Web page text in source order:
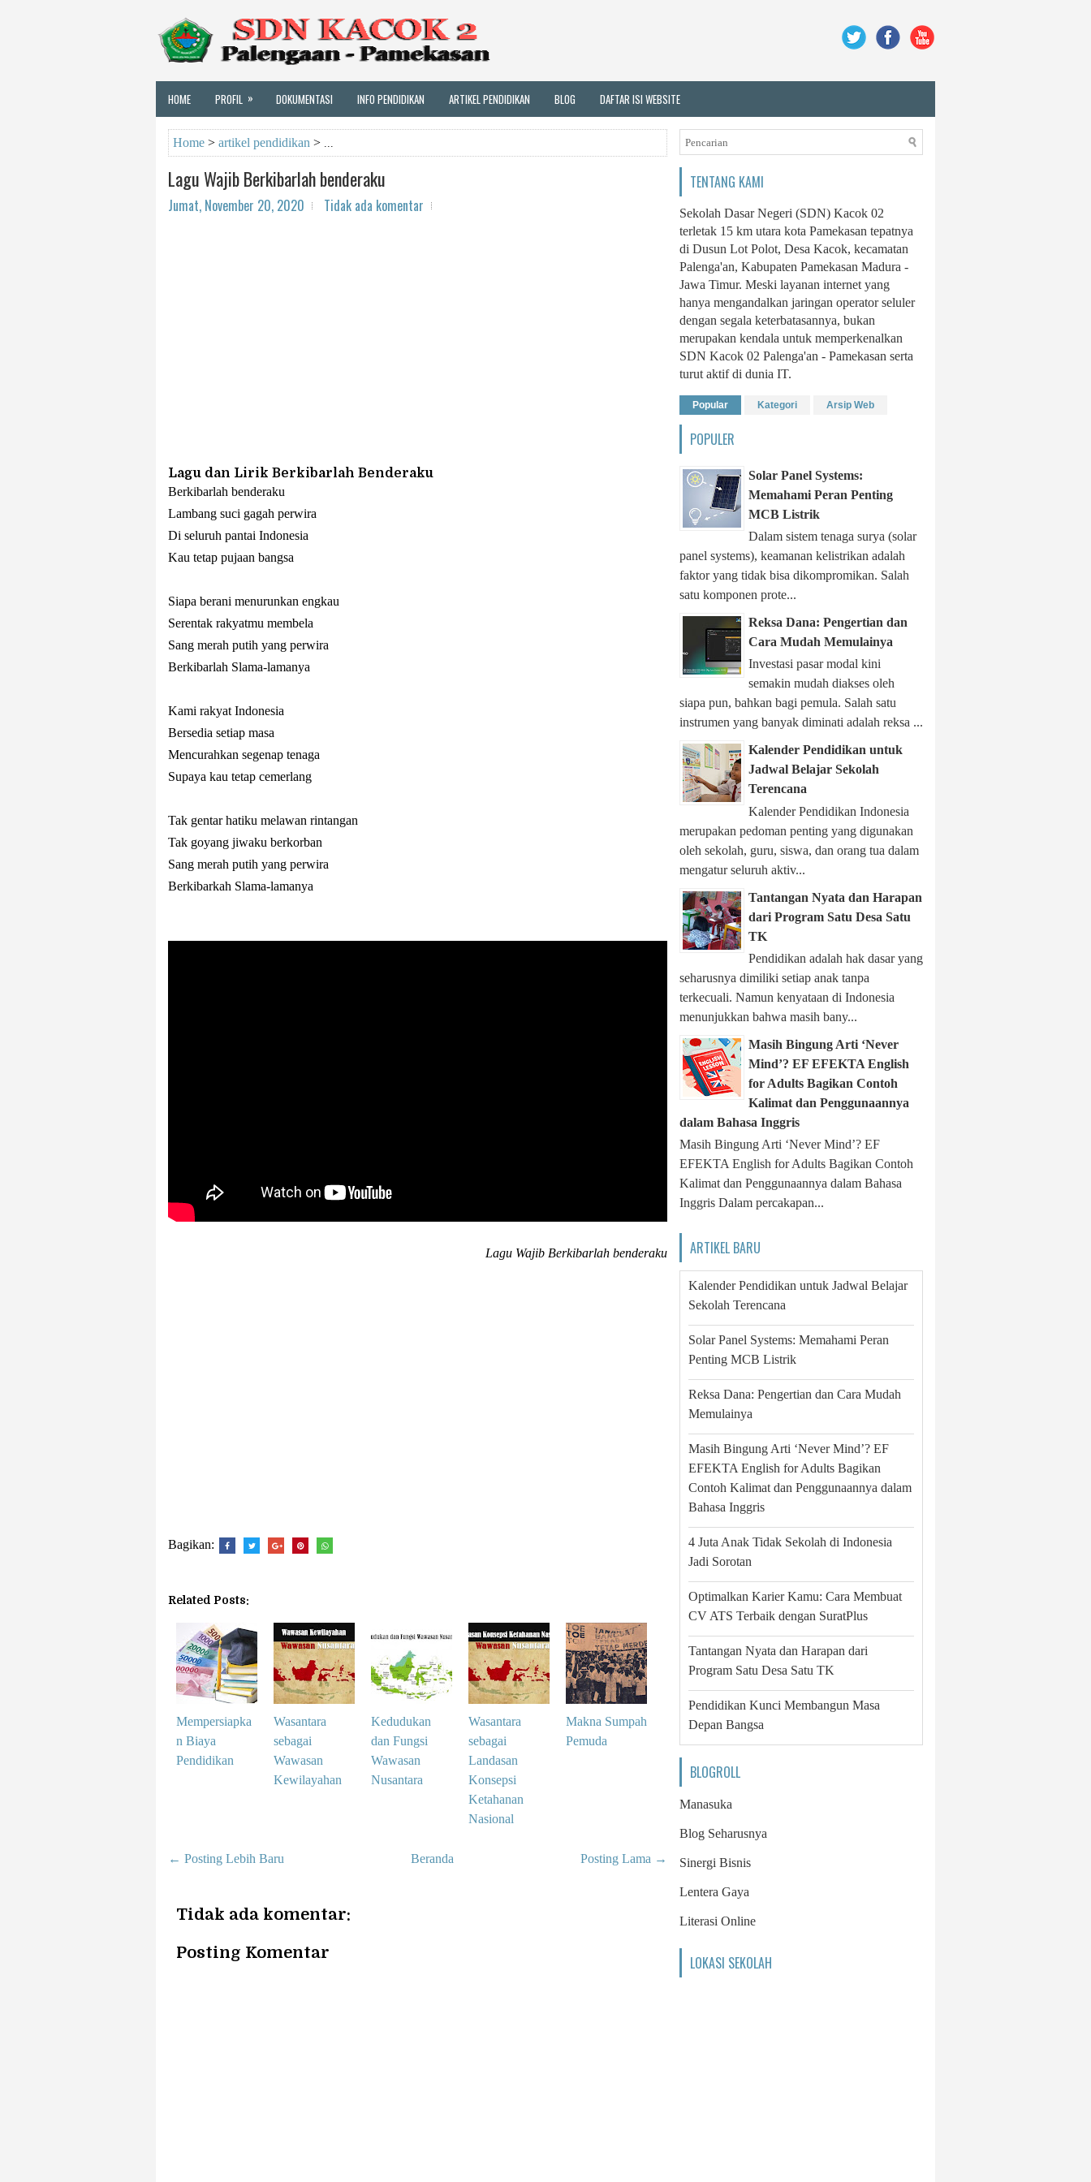
HOME PROFIL » DOKUMENTASI INFO PENDIDIKAN ARTIKEL PENDIDIKAN BLOG DAFTAR ISI WEBSITE
Home > artikel pendidikan >
Lagu Wajib Berkibarlah benderaku
Jumat, November 20, 2020 Tidak ada komentar
Lagu dan Lirik Berkibarlah Benderaku
Berkibarlah benderaku
Lambang suci gagah perwira
Di seluruh pantai Indonesia
Kau tetap pujaan bangsa
Siapa berani menurunkan engkau
Serentak rakyatmu membela
Sang merah putih yang perwira
Berkibarlah Slama-lamanya
Kami rakyat Indonesia
Bersedia setiap masa
Mencurahkan segenap tenaga
Supaya kau tetap cemerlang
Tak gentar hatiku melawan rintangan
Tak goyang jiwaku berkorban
Sang merah putih yang perwira
Berkibarkah Slama-lamanya
Lagu Wajib Berkibarlah benderaku
Bagikan:
Related Posts:
Mempersiapka
n Biaya
Pendidikan
Wasantara
sebagai
Wawasan
Kewilayahan
Kedudukan
dan Fungsi
Wawasan
Nusantara
Wasantara
sebagai
Landasan
Konsepsi
Ketahanan
Nasional
Makna Sumpah
Pemuda
← Posting Lebih Baru Posting Lama →
Beranda
Tidak ada komentar:
Posting Komentar
TENTANG KAMI
Sekolah Dasar Negeri (SDN) Kacok 02
terletak 15 km utara kota Pamekasan tepatnya
di Dusun Lot Polot, Desa Kacok, kecamatan
Palenga'an, Kabupaten Pamekasan Madura -
Jawa Timur. Meski layanan internet yang
hanya mengandalkan jaringan operator seluler
dengan segala keterbatasannya, bukan
merupakan kendala untuk memperkenalkan
SDN Kacok 02 Palenga'an - Pamekasan serta
turut aktif di dunia IT.
Popular Kategori Arsip Web
POPULER
Solar Panel Systems:
Memahami Peran Penting
MCB Listrik
Dalam sistem tenaga surya (solar
panel systems), keamanan kelistrikan adalah
faktor yang tidak bisa dikompromikan. Salah
satu komponen prote...
Reksa Dana: Pengertian dan
Cara Mudah Memulainya
Investasi pasar modal kini
semakin mudah diakses oleh
siapa pun, bahkan bagi pemula. Salah satu
instrumen yang banyak diminati adalah reksa ...
Kalender Pendidikan untuk
Jadwal Belajar Sekolah
Terencana
Kalender Pendidikan Indonesia
merupakan pedoman penting yang digunakan
oleh sekolah, guru, siswa, dan orang tua dalam
mengatur seluruh aktiv...
Tantangan Nyata dan Harapan
dari Program Satu Desa Satu
TK
Pendidikan adalah hak dasar yang
seharusnya dimiliki setiap anak tanpa
terkecuali. Namun kenyataan di Indonesia
menunjukkan bahwa masih bany...
Masih Bingung Arti ‘Never
Mind’? EF EFEKTA English
for Adults Bagikan Contoh
Kalimat dan Penggunaannya
dalam Bahasa Inggris
Masih Bingung Arti ‘Never Mind’? EF
EFEKTA English for Adults Bagikan Contoh
Kalimat dan Penggunaannya dalam Bahasa
Inggris Dalam percakapan...
ARTIKEL BARU
Kalender Pendidikan untuk Jadwal Belajar
Sekolah Terencana
Solar Panel Systems: Memahami Peran
Penting MCB Listrik
Reksa Dana: Pengertian dan Cara Mudah
Memulainya
Masih Bingung Arti ‘Never Mind’? EF
EFEKTA English for Adults Bagikan
Contoh Kalimat dan Penggunaannya dalam
Bahasa Inggris
4 Juta Anak Tidak Sekolah di Indonesia
Jadi Sorotan
Optimalkan Karier Kamu: Cara Membuat
CV ATS Terbaik dengan SuratPlus
Tantangan Nyata dan Harapan dari
Program Satu Desa Satu TK
Pendidikan Kunci Membangun Masa
Depan Bangsa
BLOGROLL
Manasuka
Blog Seharusnya
Sinergi Bisnis
Lentera Gaya
Literasi Online
LOKASI SEKOLAH